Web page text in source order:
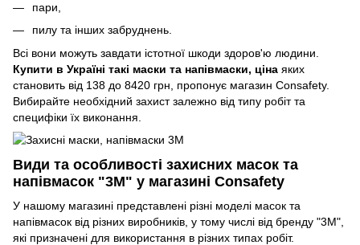
пари,
пилу та інших забруднень.
Всі вони можуть завдати істотної шкоди здоров'ю людини.
Купити в Україні такі маски та напівмаски, ціна яких
становить від 138 до 8420 грн, пропонує магазин Consafety.
Вибирайте необхідний захист залежно від типу робіт та
специфіки їх виконання.
Види та особливості захисних масок та
напівмасок "3M" у магазині Consafety
У нашому магазині представлені різні моделі масок та
напівмасок від різних виробників, у тому числі від бренду "3М",
які призначені для використання в різних типах робіт.